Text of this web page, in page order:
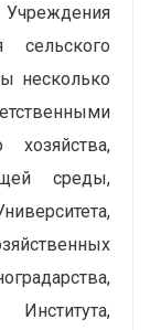
сельского
несколько
хозяйства,
среды,